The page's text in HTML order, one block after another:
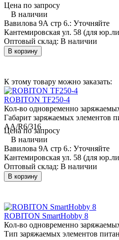
Цена по запросу
В наличии
Вавилова 9А стр 6.: Уточняйте
Кантемировская ул. 58 (для
Оптовый склад: В наличии
В корзину
К этому товару можно заказать:
ROBITON TF250-4
Кол-во одновременно
Габарит заряжаемых элементов
AA/R6/316
Цена по запросу
В наличии
Вавилова 9А стр 6.: Уточняйте
Кантемировская ул. 58 (для
Оптовый склад: В наличии
В корзину
ROBITON SmartHobby 8
Кол-во одновременно
Тип заряжаемых элементов